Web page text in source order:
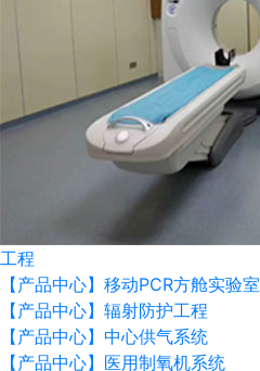
工程
【产品中心】移动PCR方舱实验室
【产品中心】辐射防护工程
【产品中心】中心供气系统
【产品中心】医用制氧机系统